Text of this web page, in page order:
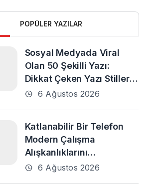
POPÜLER YAZILAR
Sosyal Medyada Viral
Olan 50 Şekilli Yazı:
Dikkat Çeken Yazı Stilleri
ve En Popüler Örnekler
6 Ağustos 2026
Katlanabilir Bir Telefon
Modern Çalışma
Alışkanlıklarını
Destekleyebilir mi?
6 Ağustos 2026